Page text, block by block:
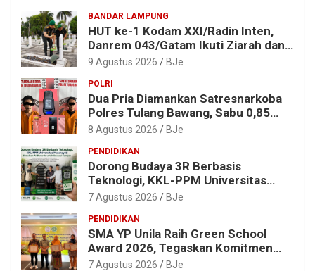
BANDAR LAMPUNG
HUT ke-1 Kodam XXI/Radin Inten,
Danrem 043/Gatam Ikuti Ziarah dan
Bakti Kesehatan
9 Agustus 2026 BJe
POLRI
Dua Pria Diamankan Satresnarkoba
Polres Tulang Bawang, Sabu 0,85
Gram dan Alat Hisap Disita
8 Agustus 2026 BJe
PENDIDIKAN
Dorong Budaya 3R Berbasis
Teknologi, KKL-PPM Universitas
Malahayati Kenalkan AI Barcode
7 Agustus 2026 BJe
PENDIDIKAN
SMA YP Unila Raih Green School
Award 2026, Tegaskan Komitmen
Wujudkan Sekolah Ramah
7 Agustus 2026 BJe